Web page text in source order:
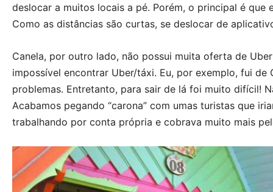
deslocar a muitos locais a pé. Porém, o principal é
Como as distâncias são curtas, se deslocar de
Canela, por outro lado, não possui muita oferta de
impossível encontrar Uber/táxi. Eu, por exemplo, fui
problemas. Entretanto, para sair de lá foi muito difícil!
Acabamos pegando “carona” com umas turistas que
trabalhando por conta própria e cobrava muito mais